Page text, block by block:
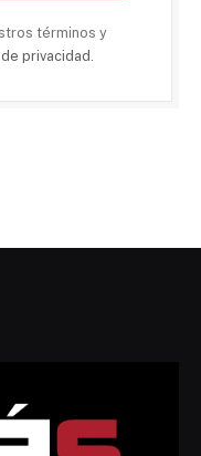
términos y
privacidad